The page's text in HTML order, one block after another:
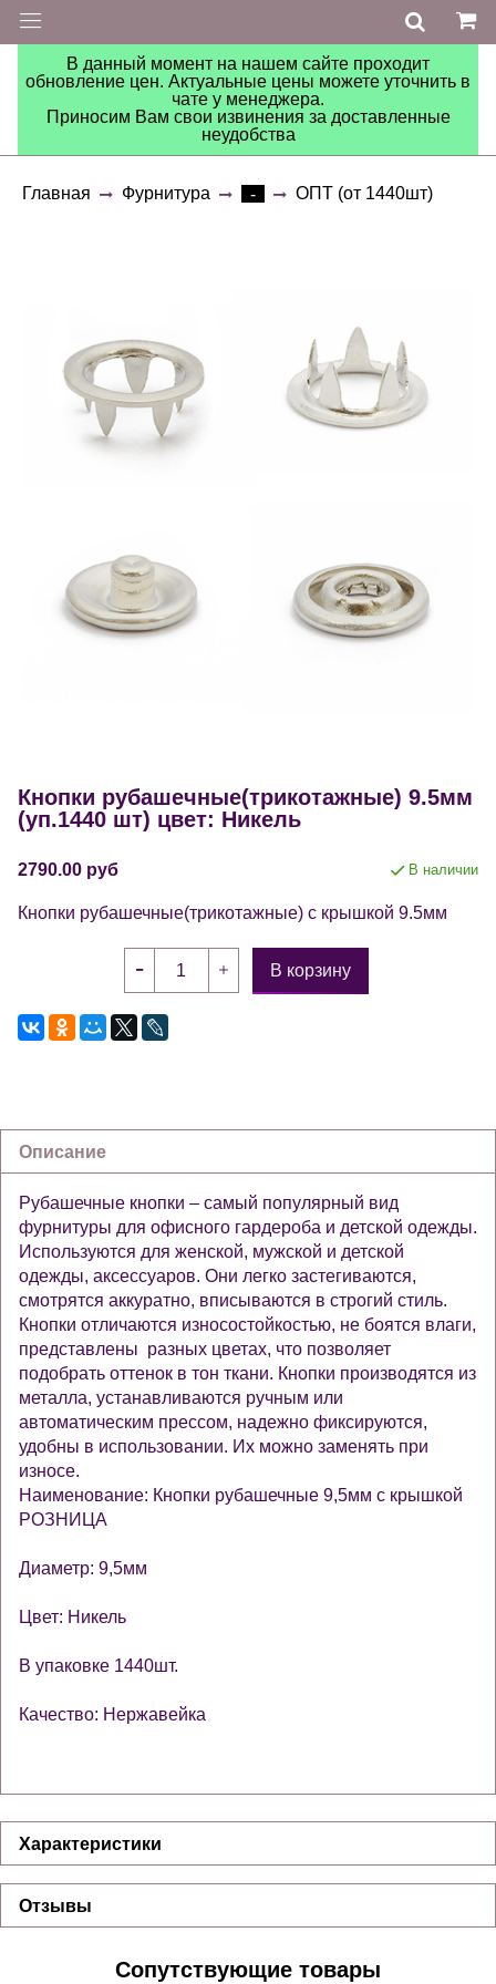
В данный момент на нашем сайте проходит
обновление цен. Актуальные цены можете уточнить в
чате у менеджера.
Приносим Вам свои извинения за доставленные
неудобства
Главная Фурнитура - ОПТ (от 1440шт)
Кнопки рубашечные(трикотажные) 9.5мм
(уп.1440 шт) цвет: Никель
2790.00 руб В наличии
Кнопки рубашечные(трикотажные) с крышкой 9.5мм
В корзину
Описание
Рубашечные кнопки – самый популярный вид
фурнитуры для офисного гардероба и детской одежды.
Используются для женской, мужской и детской
одежды, аксессуаров. Они легко застегиваются,
смотрятся аккуратно, вписываются в строгий стиль.
Кнопки отличаются износостойкостью, не боятся влаги,
представлены разных цветах, что позволяет
подобрать оттенок в тон ткани. Кнопки производятся из
металла, устанавливаются ручным или
автоматическим прессом, надежно фиксируются,
удобны в использовании. Их можно заменять при
износе.
Наименование: Кнопки рубашечные 9,5мм с крышкой
РОЗНИЦА
Диаметр: 9,5мм
Цвет: Никель
В упаковке 1440шт.
Качество: Нержавейка
Характеристики
Отзывы
Сопутствующие товары